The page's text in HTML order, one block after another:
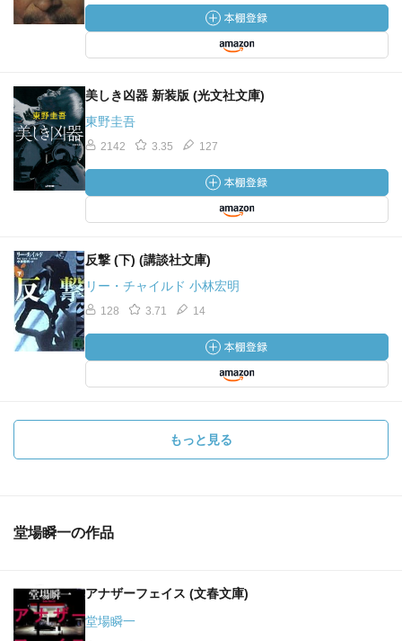
美しき凶器 新装版 (光文社文庫)
東野圭吾
2142 3.35 127
反撃 (下) (講談社文庫)
リー・チャイルド 小林宏明
128 3.71 14
もっと見る
堂場瞬一の作品
アナザーフェイス (文春文庫)
堂場瞬一